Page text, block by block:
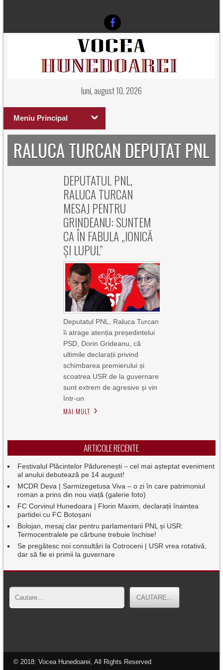
luni, august 10, 2026
Meniu Principal
RALUCA TURCAN DEPUTAT PNL
DEPUTATUL PNL,
RALUCA TURCAN
MESAJ PENTRU
GRINDEANU: SUNTEM
CA ÎN FABULA „IONICĂ
ȘI LUPUL”
Deputatul PNL, Raluca Turcan
îi atrage atenția președintelui
PSD, Dorin Grideanu, că
ultimile declarații privind
schimbarea premierului și
scoatrea USR de la guvernare
sunt extrem de agresive și vin
într-un
MAI MULT
ARTICOLE RECENTE
Festivalul Plăcintelor Pădurenești – cel mai așteptat eveniment
al anului debutează pe 14 august!
MCDR Deva | Sarmizegetusa Viva – o zi în care patrimoniul
roman a prins din nou viață (galerie foto)
FC Corvinul Hunedoara | Florin Maxim, declarații înaintea
partidei cu FC Botoșani
Bolojan, mesaj clar pentru parlamentarii PNL și USR:
Termocentralele pe cărbune trebuie închise!
Se pregătesc noi consultări la Cotroceni | USR vrea rotativă,
dar să fie ei primii la guvernare
© 2018: Vocea Hunedoarei, All Rights Reserved